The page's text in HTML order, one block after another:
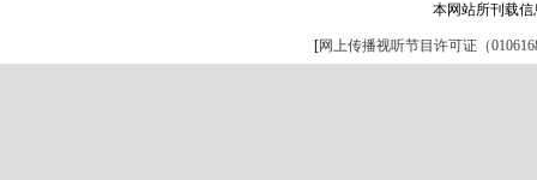
本网站所刊载
[网上传播视听节目许可证（